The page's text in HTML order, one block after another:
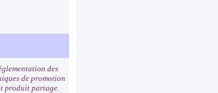
des
de promotion
produit partage.